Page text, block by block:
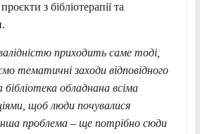
з бібліотерапії та
приходить саме тоді,
тематичні заходи відповідного
обладнана всіма
щоб люди почувалися
проблема – ще потрібно сюди